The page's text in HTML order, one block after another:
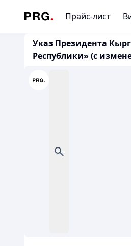
Прайс-лист
Указ Президента
Республики» (с